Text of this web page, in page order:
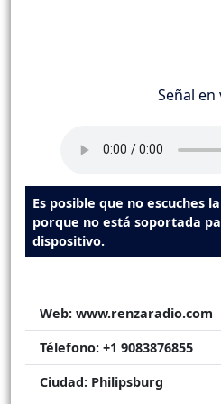
Señal en
Es posible que no escuches
porque no está soportada
dispositivo.
Web: www.renzaradio.com
Télefono: +1 9083876855
Ciudad: Philipsburg